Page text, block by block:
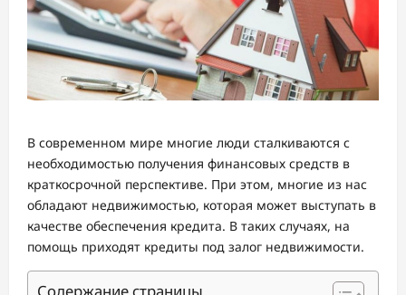
В современном мире многие люди сталкиваются с
необходимостью получения финансовых средств в
краткосрочной перспективе. При этом, многие из нас
обладают недвижимостью, которая может выступать в
качестве обеспечения кредита. В таких случаях, на
помощь приходят кредиты под залог недвижимости.
Содержание страницы